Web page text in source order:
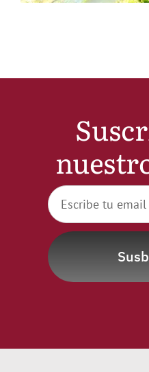
WooCommerce My
WooCommerce Cart